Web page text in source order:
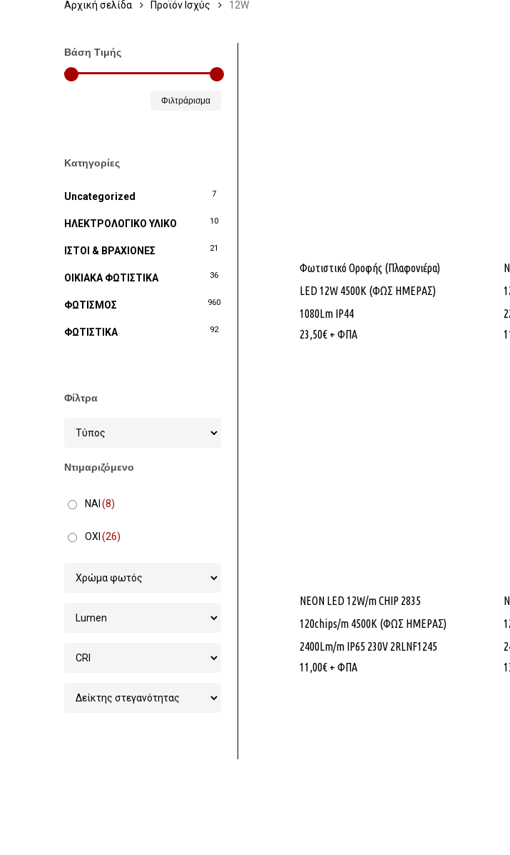
Αρχική σελίδα Προϊόν Ισχύς 12W
Βάση Τιμής
Φιλτράρισμα
Κατηγορίες
Uncategorized 7
ΗΛΕΚΤΡΟΛΟΓΙΚΟ ΥΛΙΚΟ 10
ΙΣΤΟΙ & ΒΡΑΧΙΟΝΕΣ 21
ΟΙΚΙΑΚΑ ΦΩΤΙΣΤΙΚΑ 36
ΦΩΤΙΣΜΟΣ 960
ΦΩΤΙΣΤΙΚΑ 92
Φίλτρα
Ντιμαριζόμενο
ΝΑΙ (8)
ΟΧΙ (26)
Φωτιστικό Οροφής (Πλαφονιέρα)
LED 12W 4500K (ΦΩΣ ΗΜΕΡΑΣ)
1080Lm IP44
23,50€ + ΦΠΑ
NEON LED 12W/m CHIP 2835
120chips/m 4500K (ΦΩΣ ΗΜΕΡΑΣ)
2400Lm/m IP65 230V 2RLNF1245
11,00€ + ΦΠΑ